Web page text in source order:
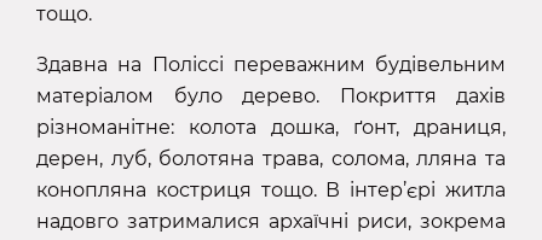
тощо.
Здавна на Поліссі переважним будівельним
матеріалом було дерево. Покриття дахів
різноманітне: колота дошка, ґонт, драниця,
дерен, луб, болотяна трава, солома, лляна та
конопляна костриця тощо. В інтер’єрі житла
надовго затрималися архаїчні риси, зокрема